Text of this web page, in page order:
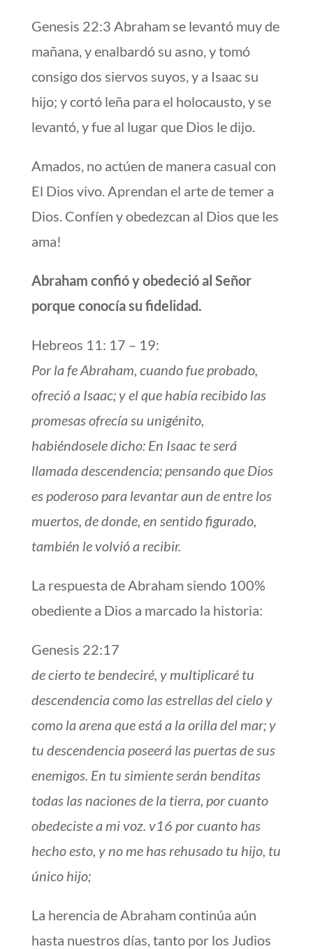
Genesis 22:3 Abraham se levantó muy de
mañana, y enalbardó su asno, y tomó
consigo dos siervos suyos, y a Isaac su
hijo; y cortó leña para el holocausto, y se
levantó, y fue al lugar que Dios le dijo.
Amados, no actúen de manera casual con
El Dios vivo. Aprendan el arte de temer a
Dios. Confíen y obedezcan al Dios que les
ama!
Abraham confió y obedeció al Señor
porque conocía su fidelidad.
Hebreos 11: 17 – 19:
Por la fe Abraham, cuando fue probado,
ofreció a Isaac; y el que había recibido las
promesas ofrecía su unigénito,
habiéndosele dicho: En Isaac te será
llamada descendencia; pensando que Dios
es poderoso para levantar aun de entre los
muertos, de donde, en sentido figurado,
también le volvió a recibir.
La respuesta de Abraham siendo 100%
obediente a Dios a marcado la historia:
Genesis 22:17
de cierto te bendeciré, y multiplicaré tu
descendencia como las estrellas del cielo y
como la arena que está a la orilla del mar; y
tu descendencia poseerá las puertas de sus
enemigos. En tu simiente serán benditas
todas las naciones de la tierra, por cuanto
obedeciste a mi voz. v16 por cuanto has
hecho esto, y no me has rehusado tu hijo, tu
único hijo;
La herencia de Abraham continúa aún
hasta nuestros días, tanto por los Judios